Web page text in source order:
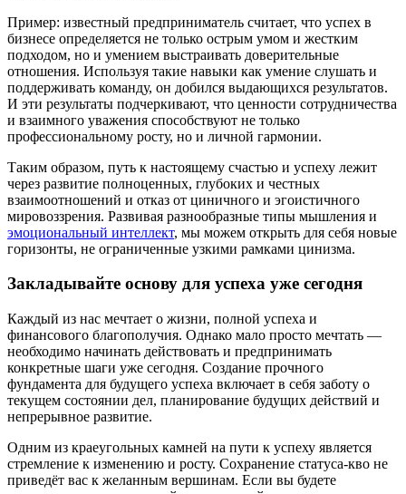
Пример: известный предприниматель считает, что успех в
бизнесе определяется не только острым умом и жестким
подходом, но и умением выстраивать доверительные
отношения. Используя такие навыки как умение слушать и
поддерживать команду, он добился выдающихся результатов.
И эти результаты подчеркивают, что ценности сотрудничества
и взаимного уважения способствуют не только
профессиональному росту, но и личной гармонии.
Таким образом, путь к настоящему счастью и успеху лежит
через развитие полноценных, глубоких и честных
взаимоотношений и отказ от циничного и эгоистичного
мировоззрения. Развивая разнообразные типы мышления и
эмоциональный интеллект, мы можем открыть для себя новые
горизонты, не ограниченные узкими рамками цинизма.
Закладывайте основу для успеха уже сегодня
Каждый из нас мечтает о жизни, полной успеха и
финансового благополучия. Однако мало просто мечтать —
необходимо начинать действовать и предпринимать
конкретные шаги уже сегодня. Создание прочного
фундамента для будущего успеха включает в себя заботу о
текущем состоянии дел, планирование будущих действий и
непрерывное развитие.
Одним из краеугольных камней на пути к успеху является
стремление к изменению и росту. Сохранение статуса-кво не
приведёт вас к желанным вершинам. Если вы будете